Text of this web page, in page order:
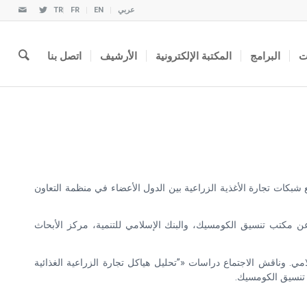
عربي EN
FR
TR
البرامج المكتبة الإلكترونية الأرشيف اتصل بنا
تجارة الزراعية الغذائية لتشجيع شبكات تجارة الأغذية الزراعية بين الدول الأعضاء في منظمة التعاون
عن مكتب تنسيق الكومسيك، والبنك الإسلامي للتنمية، مركز الأبحاث
وناقش الاجتماع دراسات «”تحليل هياكل تجارة الزراعية الغذائية